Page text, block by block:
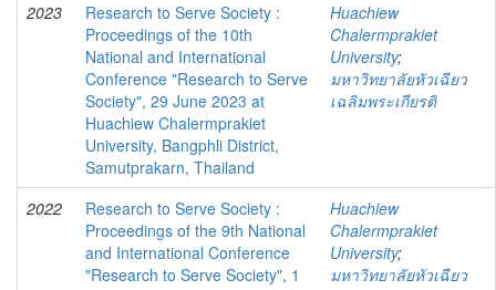
2023
Research to Serve Society :
Proceedings of the 10th
National and International
Conference "Research to Serve
Society", 29 June 2023 at
Huachiew Chalermprakiet
University, Bangphli District,
Samutprakarn, Thailand
Huachiew
Chalermprakiet
University;
มหาวิทยาลัยหัวเฉียว
เฉลิมพระเกียรติ
2022
Research to Serve Society :
Proceedings of the 9th National
and International Conference
"Research to Serve Society", 1
Huachiew
Chalermprakiet
University;
มหาวิทยาลัยหัวเฉียว